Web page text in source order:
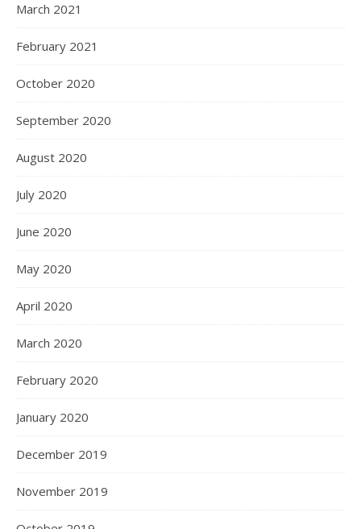
March 2021
February 2021
October 2020
September 2020
August 2020
July 2020
June 2020
May 2020
April 2020
March 2020
February 2020
January 2020
December 2019
November 2019